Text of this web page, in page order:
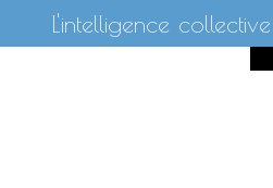
L'intelligence collective